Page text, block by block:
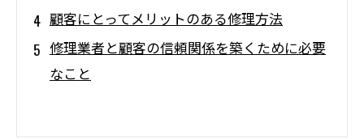
顧客にとってメリットのある修理方法
修理業者と顧客の信頼関係を築くために必要
なこと